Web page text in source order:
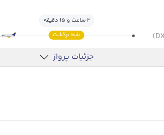
2 ساعت و 15 دقیقه
بلیط برگشت
جزئیات پرواز